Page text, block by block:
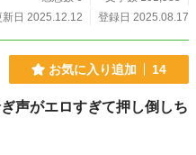
新日 2025.12.12
登録日 2025.08.17
お気に入り追加 14
声がエロすぎて押し倒しち